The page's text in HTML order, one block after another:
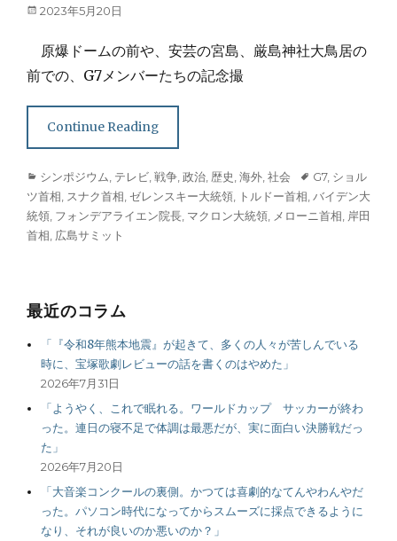
Posted
2023年5月20日
原爆ドームの前や、安芸の宮島、厳島神社大鳥居の
前での、G7メンバーたちの記念撮
Continue Reading
Categories
シンポジウム テレビ 戦争 政治 歴史 海外 社会 Tags
G7, ショル
ツ首相 スナク首相 ゼレンスキー大統領 トルドー首相 バイデン大
統領 フォンデアライエン院長 マクロン大統領 メローニ首相 岸田
首相 広島サミット
最近のコラム
「『令和8年熊本地震』が起きて、多くの人々が苦しんでいる
時に、宝塚歌劇レビューの話を書くのはやめた」
2026年7月31日
「ようやく、これで眠れる。ワールドカップ サッカーが終わ
った。連日の寝不足で体調は最悪だが、実に面白い決勝戦だっ
た」
2026年7月20日
「大音楽コンクールの裏側。かつては喜劇的なてんやわんやだ
った。パソコン時代になってからスムーズに採点できるように
なり、それが良いのか悪いのか？」